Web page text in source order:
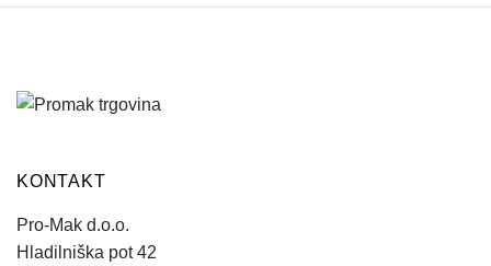
KONTAKT
Pro-Mak d.o.o.
Hladilniška pot 42